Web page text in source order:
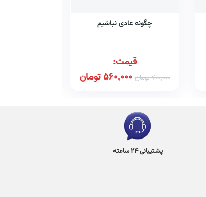
چگونه عادی نباشیم
قیمت:
700,000تومان 560,000 تومان
پشتیبانی 24 ساعته